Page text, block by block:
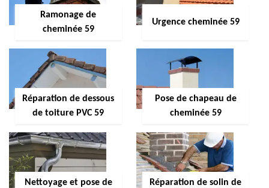
Ramonage de
cheminée 59
Urgence cheminée 59
Réparation de dessous
de toiture PVC 59
Pose de chapeau de
cheminée 59
Nettoyage et pose de
Réparation de solin de